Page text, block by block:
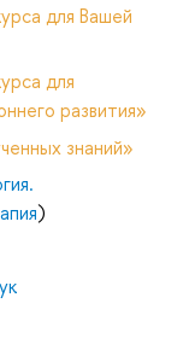
для Вашей
для
развития»
знаний»
)